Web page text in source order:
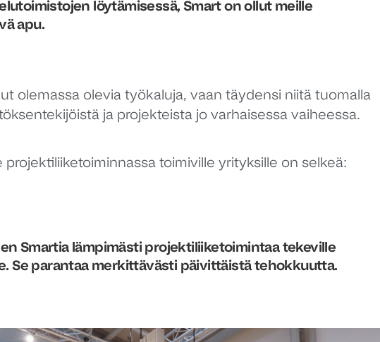
löytämisessä, Smart on ollut meille
apu.
olemassa olevia työkaluja, vaan täydensi niitä tuomalla
ja projekteista jo varhaisessa vaiheessa.
projektiliiketoiminnassa toimiville yrityksille on selkeä:
Smartia lämpimästi projektiliiketoimintaa tekeville
Se parantaa merkittävästi päivittäistä tehokkuutta.